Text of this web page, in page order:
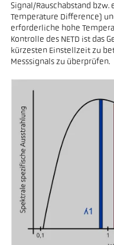
Signal/Rauschabstand bzw.
Temperature Difference)
erforderliche hohe
Kontrolle des NETD ist das
kürzesten Einstellzeit zu
Messsignals zu überprüfen.